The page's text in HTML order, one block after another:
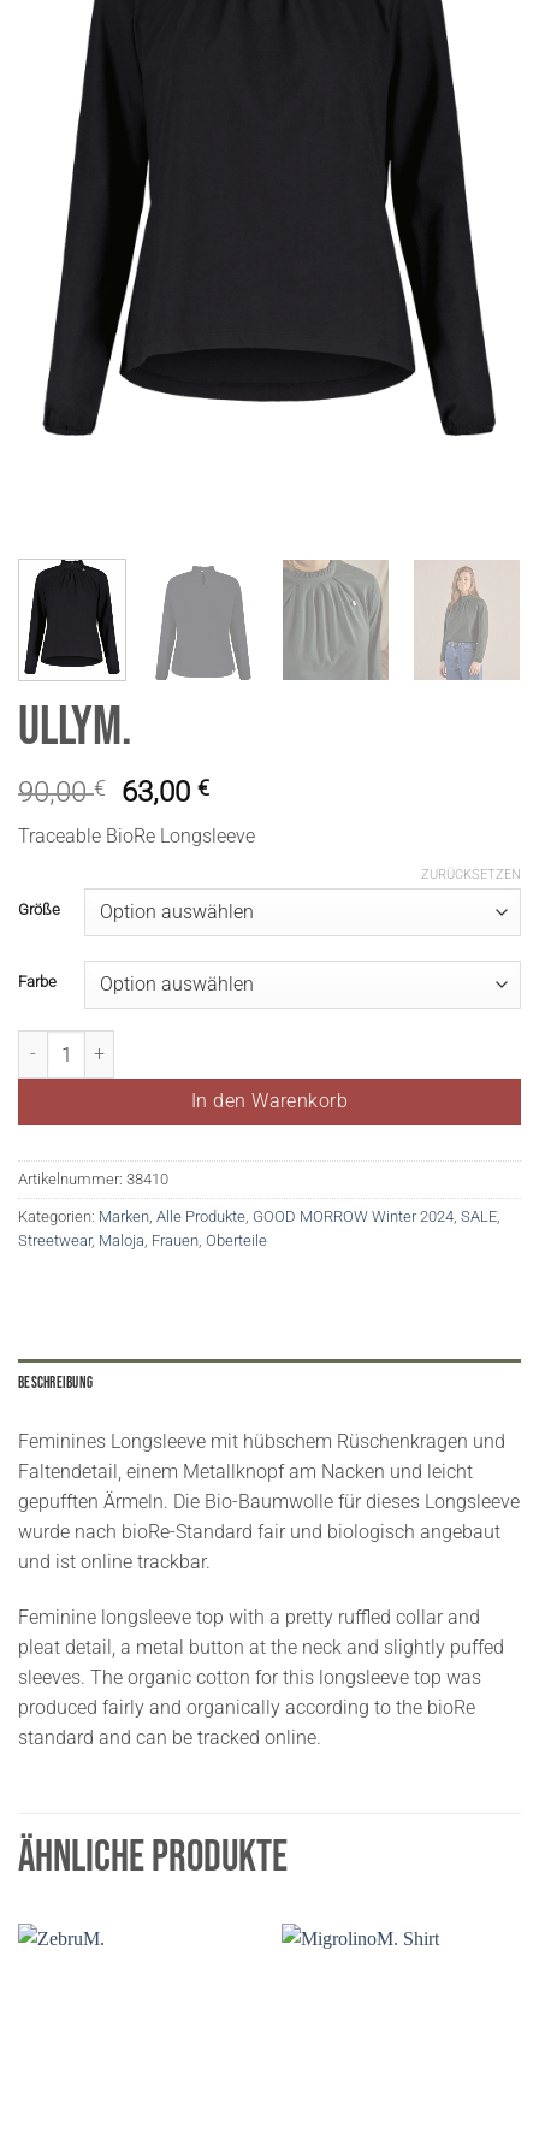
UllyM.
90,00€ 63,00€
Traceable BioRe Longsleeve
Größe
Farbe
ZURÜCKSETZEN
UllyM. Menge
In den Warenkorb
Artikelnummer: 38410
Kategorien: Marken, Alle Produkte, GOOD MORROW Winter 2024, SALE,
Streetwear, Maloja, Frauen, Oberteile
Beschreibung
Feminines Longsleeve mit hübschem Rüschenkragen und
Faltendetail, einem Metallknopf am Nacken und leicht
gepufften Ärmeln. Die Bio-Baumwolle für dieses Longsleeve
wurde nach bioRe-Standard fair und biologisch angebaut
und ist online trackbar.
Feminine longsleeve top with a pretty ruffled collar and
pleat detail, a metal button at the neck and slightly puffed
sleeves. The organic cotton for this longsleeve top was
produced fairly and organically according to the bioRe
standard and can be tracked online.
ÄHNLICHE PRODUKTE